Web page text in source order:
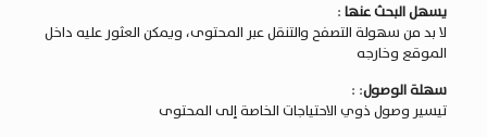
يسهل البحث عنها:
لا بد من سهولة التصفح والتنقل عبر المحتوى، ويمكن العثور عليه داخل
الموقع وخارجه
سهلة الوصول: :
تيسير وصول ذوي الاحتياجات الخاصة إلى المحتوى